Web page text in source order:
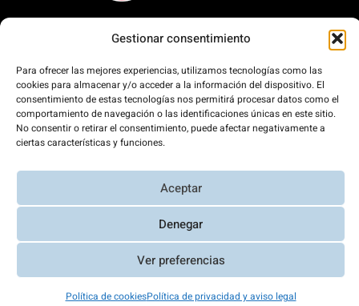
Gestionar consentimiento
Para ofrecer las mejores experiencias, utilizamos tecnologías como las
cookies para almacenar y/o acceder a la información del dispositivo. El
consentimiento de estas tecnologías nos permitirá procesar datos como el
comportamiento de navegación o las identificaciones únicas en este sitio.
No consentir o retirar el consentimiento, puede afectar negativamente a
ciertas características y funciones.
Aceptar
Denegar
Ver preferencias
Política de cookiesPolítica de privacidad y aviso legal
Inicio
Comunicación